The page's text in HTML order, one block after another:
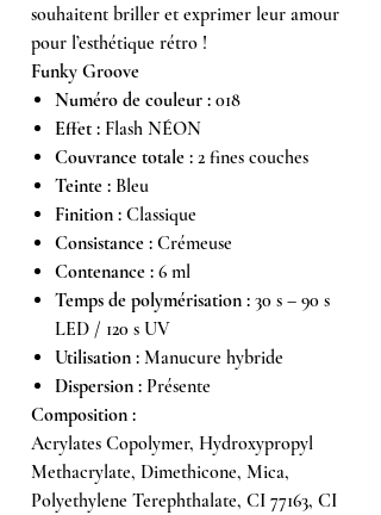
souhaitent briller et exprimer leur amour
pour l’esthétique rétro !
Funky Groove
Numéro de couleur : 018
Effet : Flash NÉON
Couvrance totale : 2 fines couches
Teinte : Bleu
Finition : Classique
Consistance : Crémeuse
Contenance : 6 ml
Temps de polymérisation : 30 s – 90 s
LED / 120 s UV
Utilisation : Manucure hybride
Dispersion : Présente
Composition :
Acrylates Copolymer, Hydroxypropyl
Methacrylate, Dimethicone, Mica,
Polyethylene Terephthalate, CI 77163, CI